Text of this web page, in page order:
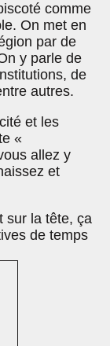
comme
On met en
par de
y parle de
de
autres.
et les
«
allez y
et
sur la tête, ça
de temps